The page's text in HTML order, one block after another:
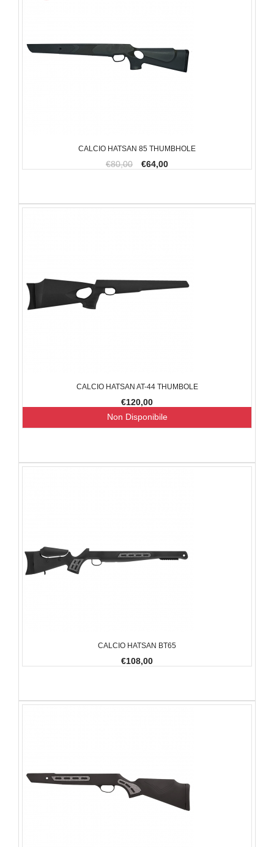
CALCIO HATSAN 85 THUMBHOLE
€80,00 €64,00
CALCIO HATSAN AT-44 THUMBOLE
€120,00
Non Disponibile
CALCIO HATSAN BT65
€108,00